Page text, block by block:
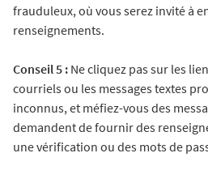
frauduleux, où vous serez invité à
renseignements.
Conseil 5 : Ne cliquez pas sur les
courriels ou les messages textes
inconnus, et méfiez-vous des
demandent de fournir des
une vérification ou des mots de